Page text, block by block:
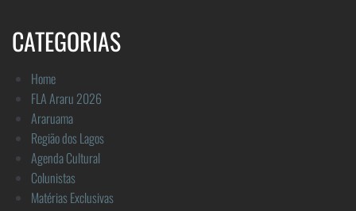
CATEGORIAS
Home
FLA Araru 2026
Araruama
Região dos Lagos
Agenda Cultural
Colunistas
Matérias Exclusivas